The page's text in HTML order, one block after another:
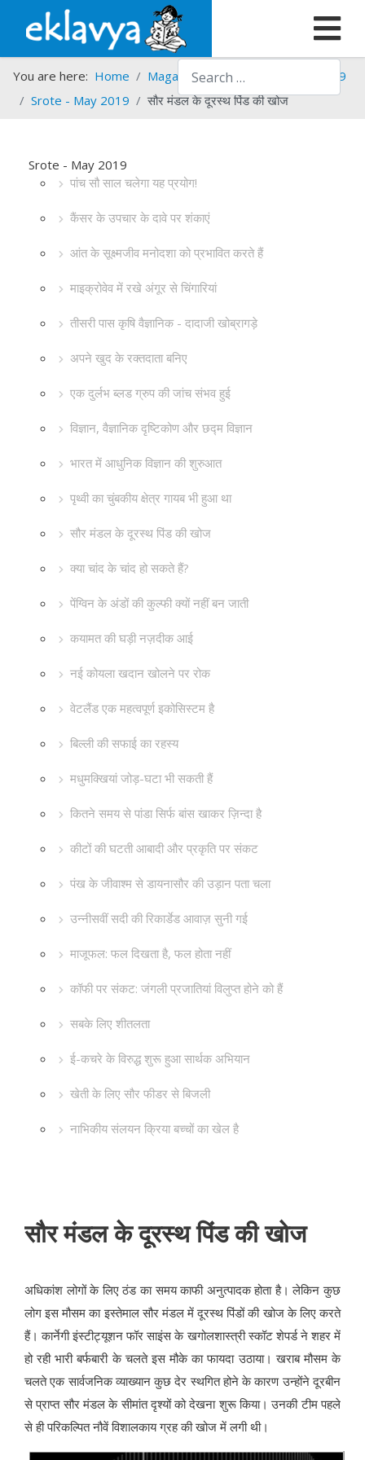
Search
You are here: Home Magazines Srote
Srote - 2019
Srote - May 2019
सौर मंडल के दूरस्थ पिंड की खोज
Srote - May 2019
पांच सौ साल चलेगा यह प्रयोग!
कैंसर के उपचार के दावे पर शंकाएं
आंत के सूक्ष्मजीव मनोदशा को प्रभावित करते हैं
माइक्रोवेव में रखे अंगूर से चिंगारियां
तीसरी पास कृषि वैज्ञानिक - दादाजी खोब्रागड़े
अपने खुद के रक्तदाता बनिए
एक दुर्लभ ब्लड ग्रुप की जांच संभव हुई
विज्ञान, वैज्ञानिक दृष्टिकोण और छद्म विज्ञान
भारत में आधुनिक विज्ञान की शुरुआत
पृथ्वी का चुंबकीय क्षेत्र गायब भी हुआ था
सौर मंडल के दूरस्थ पिंड की खोज
क्या चांद के चांद हो सकते हैं?
पेंग्विन के अंडों की कुल्फी क्यों नहीं बन जाती
कयामत की घड़ी नज़दीक आई
नई कोयला खदान खोलने पर रोक
वेटलैंड एक महत्वपूर्ण इकोसिस्टम है
बिल्ली की सफाई का रहस्य
मधुमक्खियां जोड़-घटा भी सकती हैं
कितने समय से पांडा सिर्फ बांस खाकर ज़िन्दा है
कीटों की घटती आबादी और प्रकृति पर संकट
पंख के जीवाश्म से डायनासौर की उड़ान पता चला
उन्नीसवीं सदी की रिकार्डेड आवाज़ सुनी गई
माजूफल: फल दिखता है, फल होता नहीं
कॉफी पर संकट: जंगली प्रजातियां विलुप्त होने को हैं
सबके लिए शीतलता
ई-कचरे के विरुद्ध शुरू हुआ सार्थक अभियान
खेती के लिए सौर फीडर से बिजली
नाभिकीय संलयन क्रिया बच्चों का खेल है
सौर मंडल के दूरस्थ पिंड की खोज
अधिकांश लोगों के लिए ठंड का समय काफी अनुत्पादक होता है। लेकिन कुछ
लोग इस मौसम का इस्तेमाल सौर मंडल में दूरस्थ पिंडों की खोज के लिए करते
हैं। कार्नेगी इंस्टीट्यूशन फॉर साइंस के खगोलशास्त्री स्कॉट शेपर्ड ने शहर में
हो रही भारी बर्फबारी के चलते इस मौके का फायदा उठाया। खराब मौसम के
चलते एक सार्वजनिक व्याख्यान कुछ देर स्थगित होने के कारण उन्होंने दूरबीन
से प्राप्त सौर मंडल के सीमांत दृश्यों को देखना शुरू किया। उनकी टीम पहले
से ही परिकल्पित नौवें विशालकाय ग्रह की खोज में लगी थी।